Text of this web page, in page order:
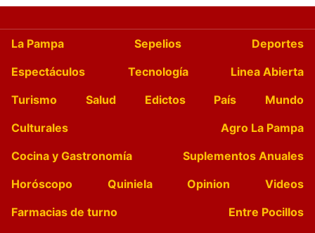
La Pampa Sepelios
Deportes
Espectáculos
Tecnología
Linea Abierta
Turismo
Salud Edictos País
Mundo
Culturales
Agro La Pampa
Cocina y Gastronomía
Suplementos Anuales
Horóscopo
Quiniela Opinion
Videos
Farmacias de turno
Entre Pocillos